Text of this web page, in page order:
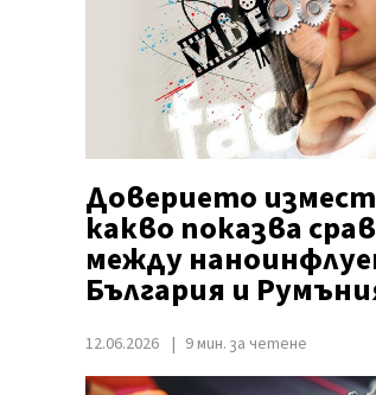
Доверието
какво показва
между
България и
12.06.2026 9 мин. за четене